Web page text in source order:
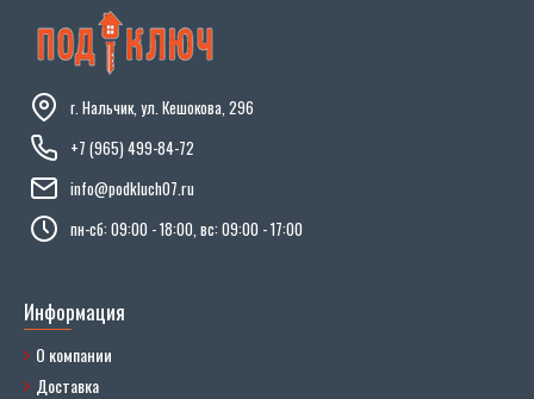
г. Нальчик, ул. Кешокова, 296
+7 (965) 499-84-72
info@podkluch07.ru
пн-сб: 09:00 - 18:00, вс: 09:00 - 17:00
Информация
О компании
Доставка